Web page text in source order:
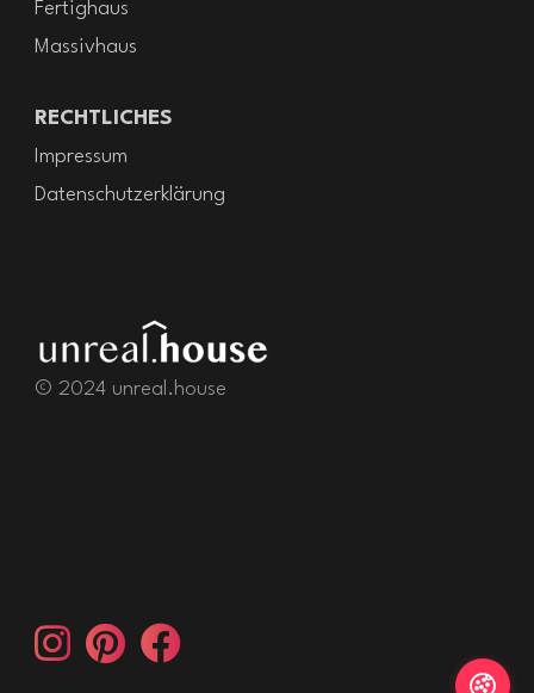
Fertighaus
Massivhaus
RECHTLICHES
Impressum
Datenschutzerklärung
© 2024 unreal.house